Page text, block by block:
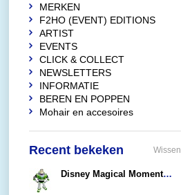
MERKEN
F2HO (EVENT) EDITIONS
ARTIST
EVENTS
CLICK & COLLECT
NEWSLETTERS
INFORMATIE
BEREN EN POPPEN
Mohair en accesoires
Recent bekeken Wissen
Disney Magical Moments Buzz Lightyear